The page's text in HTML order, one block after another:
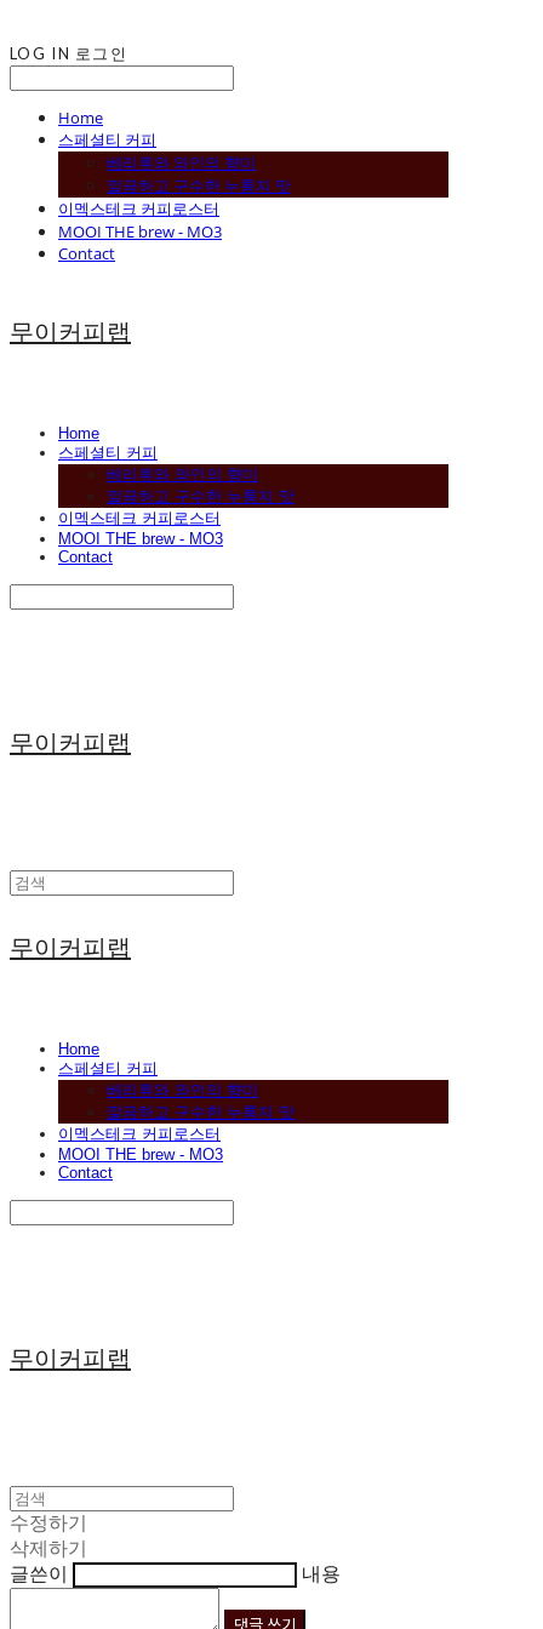
LOG IN 로그인
Home
스페셜티 커피
베리류와 와인의 향미
깔끔하고 구수한 누룽지 맛
이멕스테크 커피로스터
MOOI THE brew - MO3
Contact
무이커피랩
Home
스페셜티 커피
베리류와 와인의 향미
깔끔하고 구수한 누룽지 맛
이멕스테크 커피로스터
MOOI THE brew - MO3
Contact
무이커피랩
무이커피랩
Home
스페셜티 커피
베리류와 와인의 향미
깔끔하고 구수한 누룽지 맛
이멕스테크 커피로스터
MOOI THE brew - MO3
Contact
무이커피랩
수정하기
삭제하기
글쓴이
내용